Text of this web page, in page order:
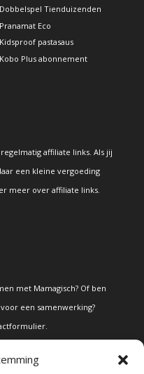
Dobbelspel Tienduizenden
Pranamat Eco
Kidsproof pastasaus
Kobo Plus abonnement
affiliate links. Als jij
een kleine vergoeding
meer over affiliate links.
met Mamagisch? Of ben
een samenwerking?
.